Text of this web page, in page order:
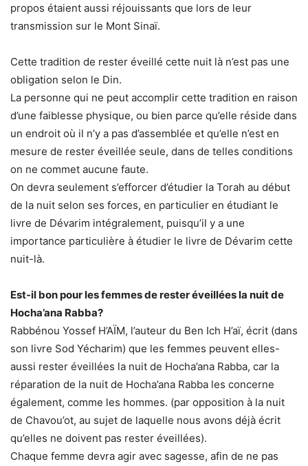
propos étaient aussi réjouissants que lors de leur
transmission sur le Mont Sinaï.
Cette tradition de rester éveillé cette nuit là n’est pas une
obligation selon le Din.
La personne qui ne peut accomplir cette tradition en raison
d’une faiblesse physique, ou bien parce qu’elle réside dans
un endroit où il n’y a pas d’assemblée et qu’elle n’est en
mesure de rester éveillée seule, dans de telles conditions
on ne commet aucune faute.
On devra seulement s’efforcer d’étudier la Torah au début
de la nuit selon ses forces, en particulier en étudiant le
livre de Dévarim intégralement, puisqu’il y a une
importance particulière à étudier le livre de Dévarim cette
nuit-là.
Est-il bon pour les femmes de rester éveillées la nuit de
Hocha’ana Rabba?
Rabbénou Yossef H’AÏM, l’auteur du Ben Ich H’aï, écrit (dans
son livre Sod Yécharim) que les femmes peuvent elles-
aussi rester éveillées la nuit de Hocha’ana Rabba, car la
réparation de la nuit de Hocha’ana Rabba les concerne
également, comme les hommes. (par opposition à la nuit
de Chavou’ot, au sujet de laquelle nous avons déjà écrit
qu’elles ne doivent pas rester éveillées).
Chaque femme devra agir avec sagesse, afin de ne pas